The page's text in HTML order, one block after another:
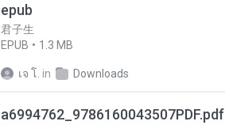
epub
君子生
EPUB
1.3 MB
เจ โ. in Downloads
a6994762_9786160043507PDF.pdf